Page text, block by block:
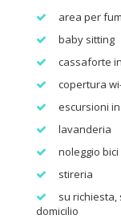
area per
baby sitting
cassaforte
copertura
escursioni
lavanderia
noleggio
stireria
su richiesta,
domicilio